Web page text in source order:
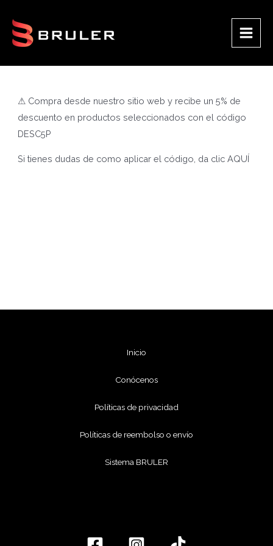
contenido
Main
⚠ Compra desde nuestro sitio web y recibe un 5% de
descuento en productos seleccionados con el código
DESC5P
Si tienes dudas de como aplicar el código, da clicAQUÍ
Inicio
Conócenos
Políticas de privacidad
Políticas de reembolso o envío
Sistema BRULER